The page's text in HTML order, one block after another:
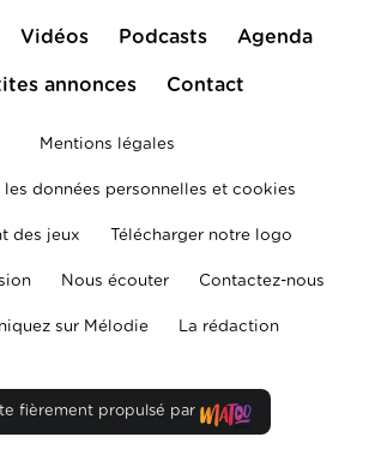
Vidéos Podcasts Agenda
annonces Contact
Mentions légales
les données personnelles et cookies
des jeux Télécharger notre logo
Nous écouter Contactez-nous
sur Mélodie La rédaction
fièrement propulsé par